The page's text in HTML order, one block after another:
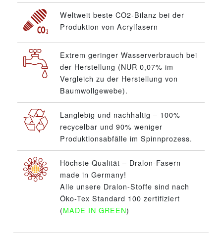
Weltweit beste CO2-Bilanz bei der
Produktion von Acrylfasern
Extrem geringer Wasserverbrauch bei
der Herstellung (NUR 0,07% im
Vergleich zu der Herstellung von
Baumwollgewebe).
Langlebig und nachhaltig – 100%
recycelbar und 90% weniger
Produktionsabfälle im Spinnprozess.
Höchste Qualität – Dralon-Fasern
made in Germany!
Alle unsere Dralon-Stoffe sind nach
Öko-Tex Standard 100 zertifiziert
(MADE IN GREEN)